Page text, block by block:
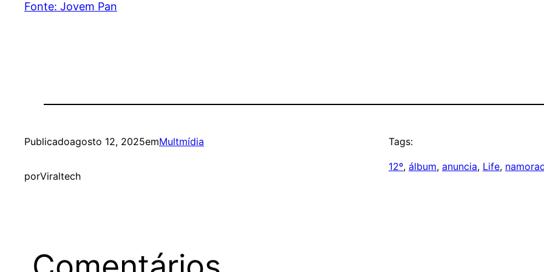
Fonte: Jovem Pan
Publicadoagosto 12, 2025emMultmídia
porViraltech
Tags:
12º, álbum, anuncia, Life,